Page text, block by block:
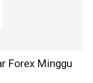
Forex Minggu